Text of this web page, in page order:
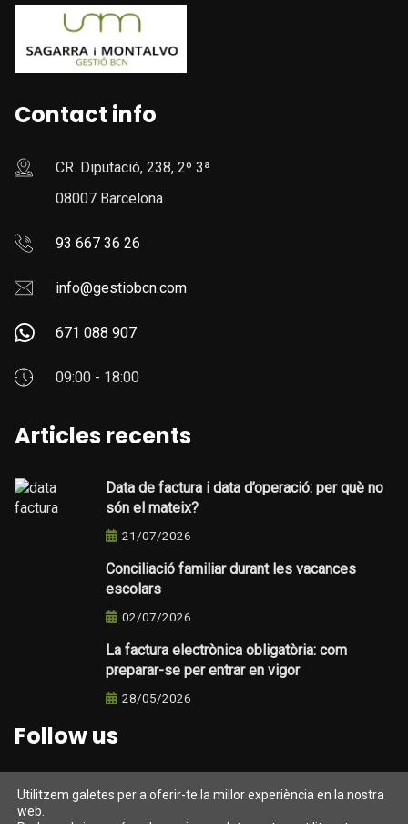
Contact info
CR. Diputació, 238, 2º 3ª
08007 Barcelona.
93 667 36 26
info@gestiobcn.com
671 088 907
09:00 - 18:00
Articles recents
Data de factura i data d’operació: per què no
són el mateix?
21/07/2026
Conciliació familiar durant les vacances
escolars
02/07/2026
La factura electrònica obligatòria: com
preparar-se per entrar en vigor
28/05/2026
Follow us
Utilitzem galetes per a oferir-te la millor experiència en la nostra
web.